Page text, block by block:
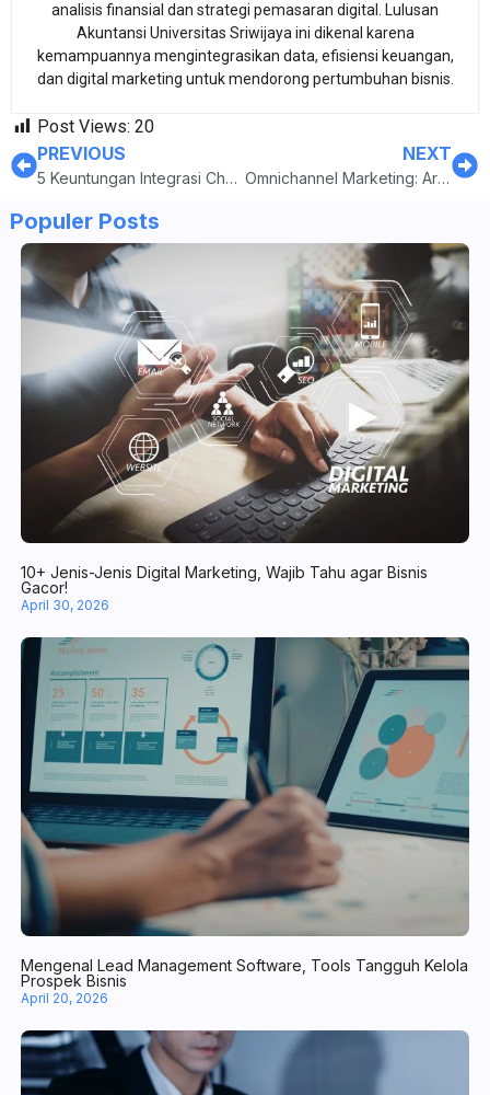
analisis finansial dan strategi pemasaran digital. Lulusan
Akuntansi Universitas Sriwijaya ini dikenal karena
kemampuannya mengintegrasikan data, efisiensi keuangan,
dan digital marketing untuk mendorong pertumbuhan bisnis.
Post Views: 20
PREVIOUS
5 Keuntungan Integrasi Chatbot AI untuk Travel & Bisnis Tour
NEXT
Omnichannel Marketing: Arti, Elemen, dan Contohnya
Populer Posts
10+ Jenis-Jenis Digital Marketing, Wajib Tahu agar Bisnis Gacor!
April 30, 2026